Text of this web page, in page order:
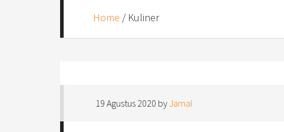
Home / Kuliner
19 Agustus 2020 byJamal